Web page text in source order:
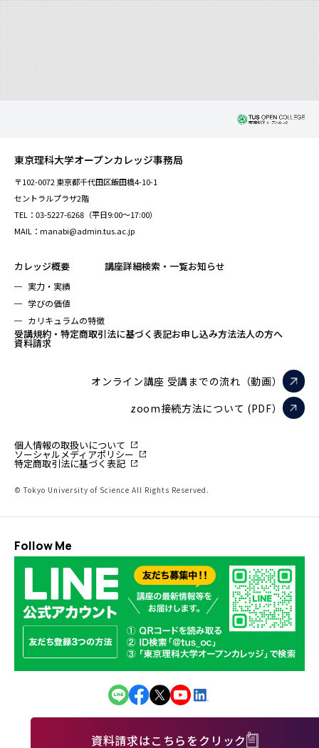
東京理科大学オープンカレッジ事務局
〒102-0072 東京都千代田区飯田橋4-10-1
セントラルプラザ2階
TEL：03-5227-6268（平日9:00～17:00）
MAIL：manabi@admin.tus.ac.jp
カレッジ概要
実力・実績
学びの価値
カリキュラムの特徴
講座詳細検索・一覧お知らせ
受講規約・特定商取引法に基づく表記お申し込み方法法人の方へ
資料請求
オンライン講座 受講までの流れ（動画）
zoom接続方法について (PDF）
個人情報の取扱いについて
ソーシャルメディアポリシー
特定商取引法に基づく表記
© Tokyo University of Science All Rights Reserved.
Follow Me
資料請求はこちらをクリック